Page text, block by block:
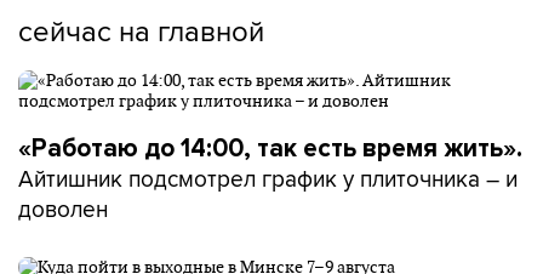
сейчас на главной
«Работаю до 14:00, так есть время жить».
Айтишник подсмотрел график у плиточника – и
доволен